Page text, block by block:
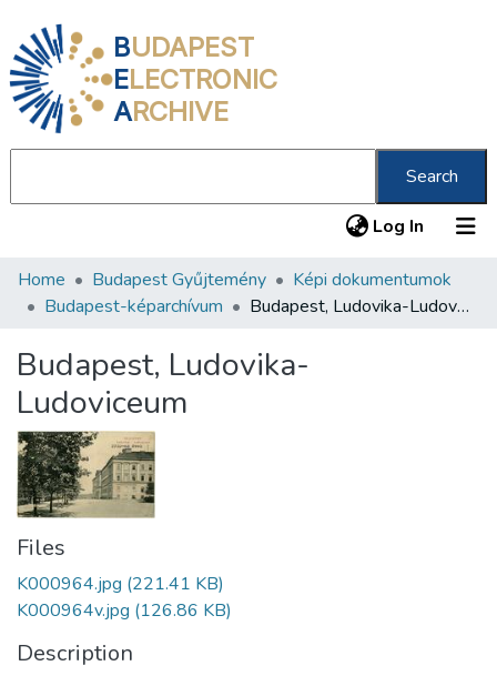
BUDAPEST
ELECTRONIC
ARCHIVE
Search
Log In (current)
Communities & Collections
Statistics
About us
Home Budapest Gyűjtemény
Képi dokumentumok
Budapest-képarchívum
Budapest, Ludovika-Ludoviceum
Budapest, Ludovika-
Ludoviceum
Files
K000964.jpg (221.41 KB)
K000964v.jpg (126.86 KB)
Description